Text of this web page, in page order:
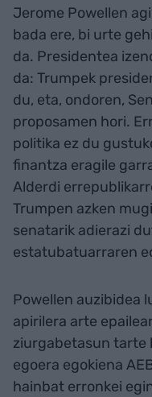
Jerome Powellen
bada ere, bi urte
da. Presidentea
da: Trumpek
du, eta, ondoren,
proposamen hori.
politika ez du
finantza eragile
Alderdi
Trumpen azken
senatarik adierazi
estatubatuarraren
Powellen auzibidea
apirilera arte
ziurgabetasun tarte
egoera egokiena
hainbat erronkei